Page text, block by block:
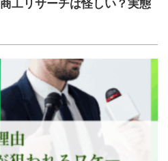
工リサーチは怪しい？実態